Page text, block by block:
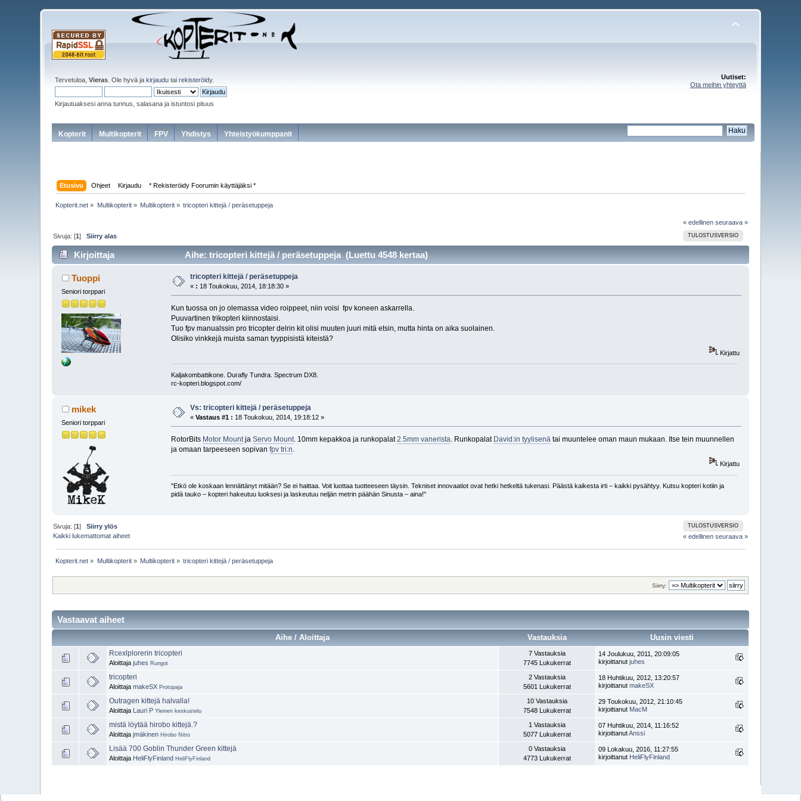
Tervetuloa,Vieras . Ole hyvä jakirjaudu tairekisteröidy.
Kirjautuaksesi anna tunnus, salasana ja istuntosi pituus
Uutiset:
Ota meihin yhteyttä
Kopterit Multikopterit FPV Yhdistys Yhteistyökumppanit
Etusivu Ohjeet Kirjaudu * Rekisteröidy Foorumin käyttäjäksi *
Kopterit.net » Multikopterit» Multikopterit » tricopteri kittejä / peräsetuppeja
« edellinen seuraava »
TULOSTUSVERSIO
Sivuja: [1]Siirry alas
Kirjoittaja Aihe: tricopteri kittejä / peräsetuppeja (Luettu 4548 kertaa)
Tuoppi
Seniori torppari
tricopteri kittejä / peräsetuppeja
« : 18 Toukokuu, 2014, 18:18:30 »
Kun tuossa on jo olemassa video roippeet, niin voisi fpv koneen askarrella.
Puuvartinen trikopteri kiinnostaisi.
Tuo fpv manualssin pro tricopter delrin kit olisi muuten juuri mitä etsin, mutta hinta on aika suolainen.
Olisiko vinkkejä muista saman tyyppisistä kiteistä?
Kirjattu
Kaljakombattikone. Durafly Tundra. Spectrum DX8.
rc-kopteri.blogspot.com/
mikek
Seniori torppari
Vs: tricopteri kittejä / peräsetuppeja
«Vastaus #1 : 18 Toukokuu, 2014, 19:18:12 »
RotorBits Motor Mountja Servo Mount. 10mm kepakkoa ja runkopalat2.5mm vanerista. Runkopalat David:in tyylisenätai muuntelee oman maun mukaan. Itse tein muunnellen
ja omaan tarpeeseen sopivan fpv tri:n.
Kirjattu
"Etkö ole koskaan lennättänyt mitään? Se ei haittaa. Voit luottaa tuotteeseen täysin. Tekniset innovaatiot ovat hetki hetkeltä tukenasi. Päästä kaikesta irti – kaikki pysähtyy. Kutsu kopteri kotiin ja
pidä tauko – kopteri hakeutuu luoksesi ja laskeutuu neljän metrin päähän Sinusta – aina!"
TULOSTUSVERSIO
Sivuja: [1]Siirry ylös
Kaikki lukemattomat aiheet
« edellinen seuraava »
Kopterit.net » Multikopterit» Multikopterit » tricopteri kittejä / peräsetuppeja
Siirry:
Vastaavat aiheet
Aihe / Aloittaja Vastauksia Uusin viesti
Rcexlplorerin tricopteri
Aloittajajuhes Rungot
7 Vastauksia
7745 Lukukerrat
14 Joulukuu, 2011, 20:09:05
kirjoittanutjuhes
tricopteri
AloittajamakeSX Protopaja
2 Vastauksia
5601 Lukukerrat
18 Huhtikuu, 2012, 13:20:57
kirjoittanutmakeSX
Outragen kittejä halvalla!
Aloittaja Lauri P Yleinen keskustelu
10 Vastauksia
7548 Lukukerrat
29 Toukokuu, 2012, 21:10:45
kirjoittanut MacM
mistä löytää hirobo kittejä.?
Aloittajajmäkinen Hirobo Nitro
1 Vastauksia
5077 Lukukerrat
07 Huhtikuu, 2014, 11:16:52
kirjoittanutAnssi
Lisää 700 Goblin Thunder Green kittejä
Aloittaja HeliFlyFinland HeliFlyFinland
0 Vastauksia
4773 Lukukerrat
09 Lokakuu, 2016, 11:27:55
kirjoittanut HeliFlyFinland